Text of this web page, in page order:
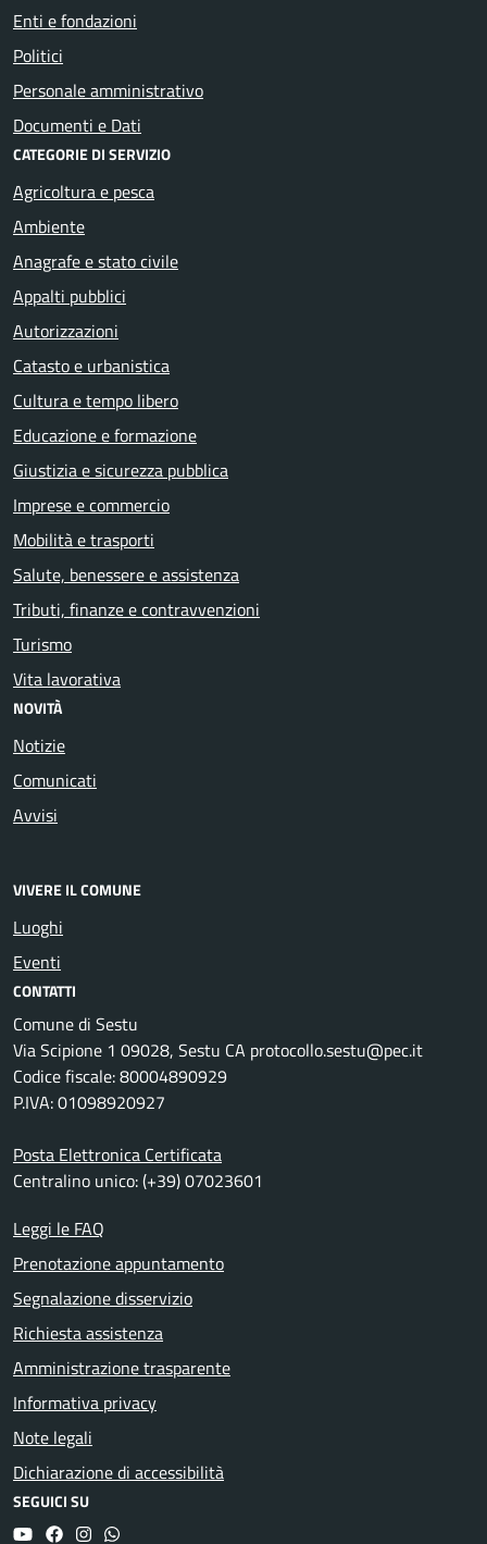
Enti e fondazioni
Politici
Personale amministrativo
Documenti e Dati
CATEGORIE DI SERVIZIO
Agricoltura e pesca
Ambiente
Anagrafe e stato civile
Appalti pubblici
Autorizzazioni
Catasto e urbanistica
Cultura e tempo libero
Educazione e formazione
Giustizia e sicurezza pubblica
Imprese e commercio
Mobilità e trasporti
Salute, benessere e assistenza
Tributi, finanze e contravvenzioni
Turismo
Vita lavorativa
NOVITÀ
Notizie
Comunicati
Avvisi
VIVERE IL COMUNE
Luoghi
Eventi
CONTATTI
Comune di Sestu
Via Scipione 1 09028, Sestu CA protocollo.sestu@pec.it
Codice fiscale: 80004890929
P.IVA: 01098920927
Posta Elettronica Certificata
Centralino unico: (+39) 07023601
Leggi le FAQ
Prenotazione appuntamento
Segnalazione disservizio
Richiesta assistenza
Amministrazione trasparente
Informativa privacy
Note legali
Dichiarazione di accessibilità
SEGUICI SU
YouTubeFacebookInstagram
Whatsapp